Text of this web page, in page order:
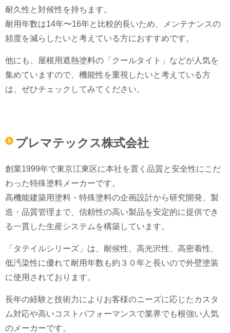
耐久性と対候性を持ちます。
耐用年数は14年〜16年と比較的長いため、メンテナンスの
頻度を減らしたいと考えている方におすすめです。
他にも、屋根用遮熱塗料の「クールタイト」などが人気を
集めていますので、機能性を重視したいと考えている方
は、ぜひチェックしてみてください。
プレマテックス株式会社
創業1999年で東京江東区に本社を置く品質と安全性にこだ
わった特殊塗料メーカーです。
高機能建築用塗料・特殊塗料の企画設計から研究開発、製
造・品質管理まで、信頼性の高い製品を安定的に提供でき
る一貫した生産システムを構築しています。
「タテイルシリーズ」は、耐候性、高光沢性、高密着性、
低汚染性に優れて耐用年数も約３０年と長いので外壁塗装
に使用されております。
長年の経験と技術力によりお客様のニーズに応じたカスタ
ム対応や高いコストパフォーマンスで業界でも根強い人気
のメーカーです。